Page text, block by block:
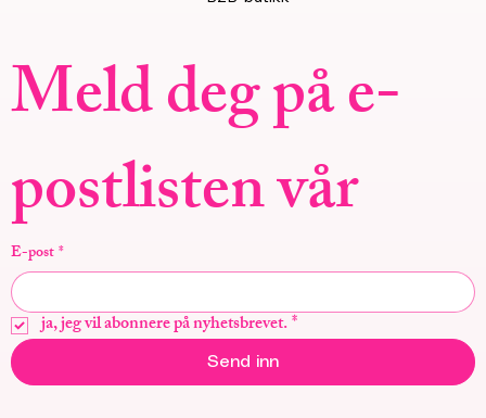
Meld deg på e-
postlisten vår
E-post*
ja, jeg vil abonnere på nyhetsbrevet.*
Send inn